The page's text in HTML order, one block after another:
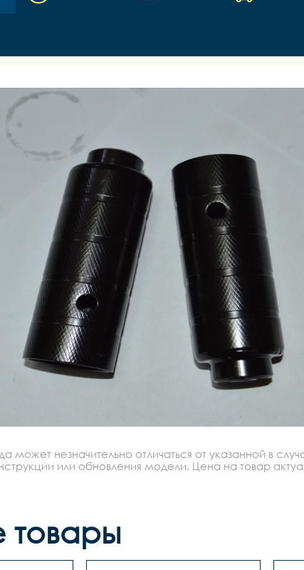
может незначительно отличаться от указанной в
или обновления модели. Цена на товар
товары